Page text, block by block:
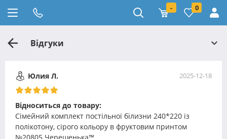
- 0
Відгуки
Юлия Л. 2025-12-18
Відноситься до товару:
Сімейний комплект постільної білизни 240*220 із
полікотону, сірого кольору в фруктовим принтом